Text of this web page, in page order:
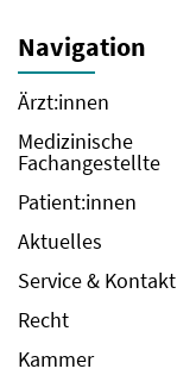
Navigation
Ärzt:innen
Medizinische
Fachangestellte
Patient:innen
Aktuelles
Service & Kontakt
Recht
Kammer